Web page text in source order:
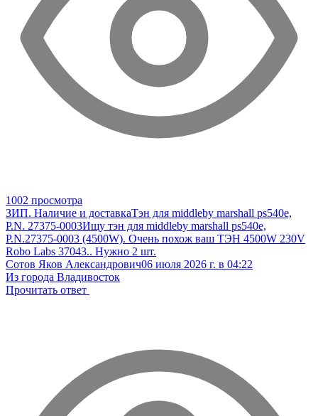
1002 просмотра
ЗИП. Наличие и доставкаТэн для middleby marshall ps540e,
P.N. 27375-0003Ищу тэн для middleby marshall ps540e,
P.N.27375-0003 (4500W). Очень похож ваш ТЭН 4500W 230V
Robo Labs 37043.. Нужно 2 шт.
Сотов Яков Александрович06 июля 2026 г. в 04:22
Из города Владивосток
Прочитать ответ